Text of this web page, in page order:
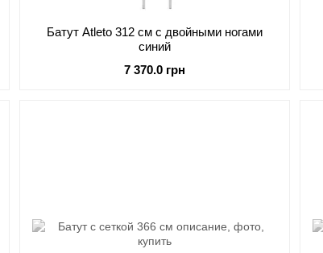
Батут Atleto 312 см с двойными ногами
синий
7 370.0 грн